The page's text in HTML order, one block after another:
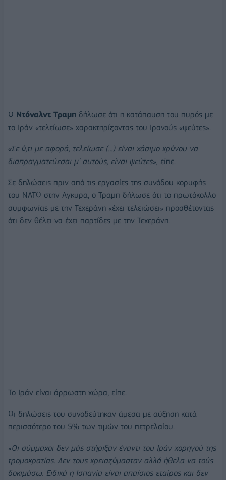
⁠Ο Ντόναλντ Τραμπ δήλωσε ότι η κατάπαυση του πυρός με
το Ιράν «τελείωσε» χαρακτηρίζοντας του Ιρανούς «ψεύτες».
«Σε ό,τι με αφορά, τελείωσε (...) είναι χάσιμο χρόνου να
διαπραγματεύεσαι μ' αυτούς, είναι ψεύτες», είπε.
Σε δηλώσεις πριν από τις εργασίες της συνόδου κορυφής
του ΝΑΤΟ στην Αγκυρα, ο Τραμπ δήλωσε ότι το πρωτόκολλο
συμφωνίας με την Τεχεράνη «έχει τελειώσει» προσθέτοντας
ότι δεν θέλει να έχει παρτίδες με την Τεχεράνη.
Το Ιράν είναι άρρωστη χώρα, είπε.
Οι δηλώσεις του συνοδεύτηκαν άμεσα με αύξηση κατά
περισσότερο του 5% των τιμών του πετρελαίου.
«Οι σύμμαχοι δεν μάς στήριξαν έναντι του Ιράν χορηγού της
τρομοκρατίας. Δεν τους χρειαζόμασταν αλλά ήθελα να τούς
δοκιμάσω. Ειδικά η Ισπανία είναι απαίσιος εταίρος και δεν